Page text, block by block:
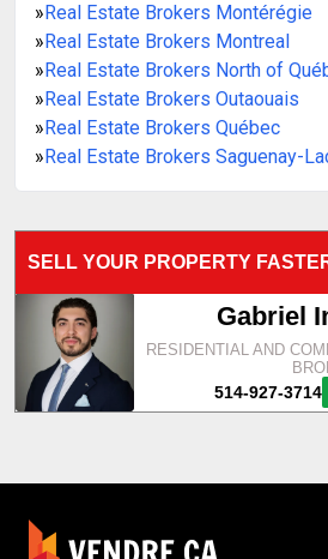
»Real Estate Brokers Montérégie
»Real Estate Brokers Montreal
»Real Estate Brokers North of
»Real Estate Brokers Outaouais
»Real Estate Brokers Québec
»Real Estate Brokers Saguenay-